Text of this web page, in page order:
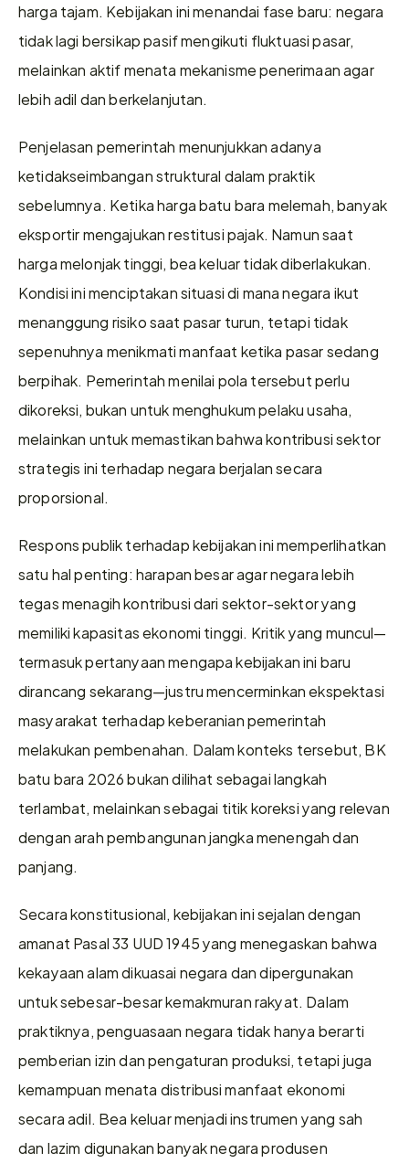
harga tajam. Kebijakan ini menandai fase baru: negara
tidak lagi bersikap pasif mengikuti fluktuasi pasar,
melainkan aktif menata mekanisme penerimaan agar
lebih adil dan berkelanjutan.
Penjelasan pemerintah menunjukkan adanya
ketidakseimbangan struktural dalam praktik
sebelumnya. Ketika harga batu bara melemah, banyak
eksportir mengajukan restitusi pajak. Namun saat
harga melonjak tinggi, bea keluar tidak diberlakukan.
Kondisi ini menciptakan situasi di mana negara ikut
menanggung risiko saat pasar turun, tetapi tidak
sepenuhnya menikmati manfaat ketika pasar sedang
berpihak. Pemerintah menilai pola tersebut perlu
dikoreksi, bukan untuk menghukum pelaku usaha,
melainkan untuk memastikan bahwa kontribusi sektor
strategis ini terhadap negara berjalan secara
proporsional.
Respons publik terhadap kebijakan ini memperlihatkan
satu hal penting: harapan besar agar negara lebih
tegas menagih kontribusi dari sektor-sektor yang
memiliki kapasitas ekonomi tinggi. Kritik yang muncul—
termasuk pertanyaan mengapa kebijakan ini baru
dirancang sekarang—justru mencerminkan ekspektasi
masyarakat terhadap keberanian pemerintah
melakukan pembenahan. Dalam konteks tersebut, BK
batu bara 2026 bukan dilihat sebagai langkah
terlambat, melainkan sebagai titik koreksi yang relevan
dengan arah pembangunan jangka menengah dan
panjang.
Secara konstitusional, kebijakan ini sejalan dengan
amanat Pasal 33 UUD 1945 yang menegaskan bahwa
kekayaan alam dikuasai negara dan dipergunakan
untuk sebesar-besar kemakmuran rakyat. Dalam
praktiknya, penguasaan negara tidak hanya berarti
pemberian izin dan pengaturan produksi, tetapi juga
kemampuan menata distribusi manfaat ekonomi
secara adil. Bea keluar menjadi instrumen yang sah
dan lazim digunakan banyak negara produsen